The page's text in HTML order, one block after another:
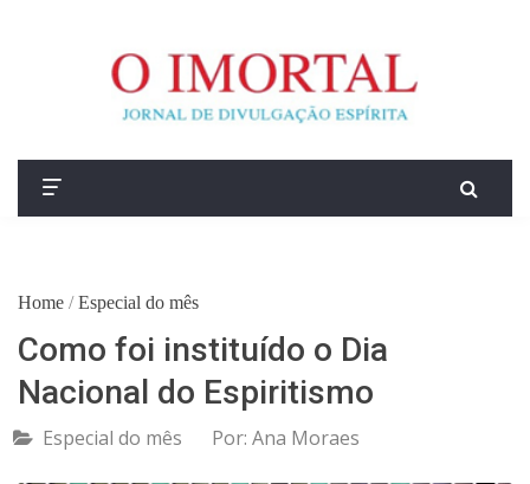
Home / Especial do mês
Como foi instituído o Dia
Nacional do Espiritismo
Especial do mês Por: Ana Moraes